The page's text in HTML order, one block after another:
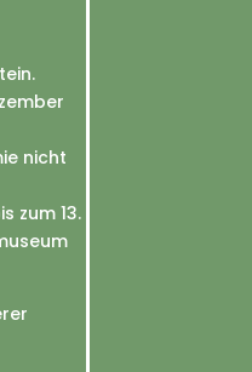
nicht
zum 13.